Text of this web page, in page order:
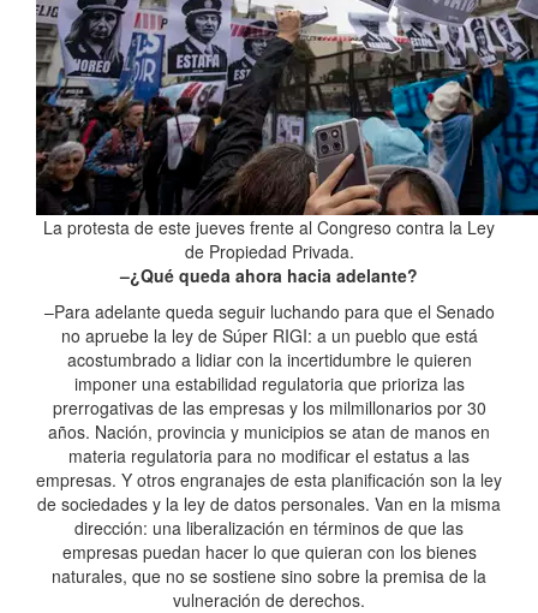
La protesta de este jueves frente al Congreso contra la Ley
de Propiedad Privada.
–¿Qué queda ahora hacia adelante?
–Para adelante queda seguir luchando para que el Senado
no apruebe la ley de Súper RIGI: a un pueblo que está
acostumbrado a lidiar con la incertidumbre le quieren
imponer una estabilidad regulatoria que prioriza las
prerrogativas de las empresas y los milmillonarios por 30
años. Nación, provincia y municipios se atan de manos en
materia regulatoria para no modificar el estatus a las
empresas. Y otros engranajes de esta planificación son la ley
de sociedades y la ley de datos personales. Van en la misma
dirección: una liberalización en términos de que las
empresas puedan hacer lo que quieran con los bienes
naturales, que no se sostiene sino sobre la premisa de la
vulneración de derechos.